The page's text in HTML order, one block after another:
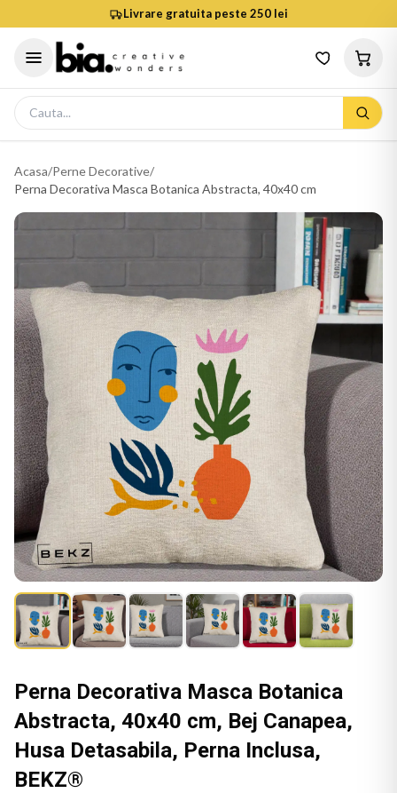
Livrare gratuita peste 250 lei
Acasa/Perne Decorative/
Perna Decorativa Masca Botanica Abstracta, 40x40 cm
Perna Decorativa Masca Botanica
Abstracta, 40x40 cm, Bej Canapea,
Husa Detasabila, Perna Inclusa,
BEKZ®